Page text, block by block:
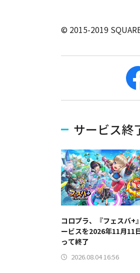
© 2015-2019
サービス終
コロプラ、『フェスバ+
ービスを2026年11月11
って終了
2026.08.04 16:56